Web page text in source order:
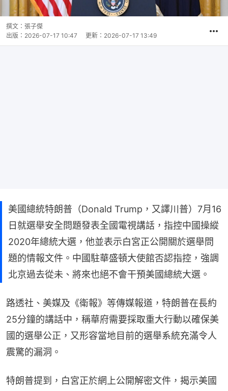
撰文： 張子傑
出版： 2026-07-17 10:47 更新： 2026-07-17 13:49
美國總統特朗普（Donald Trump，又譯川普）7月16
日就選舉安全問題發表全國電視講話，指控中國操縱
2020年總統大選，他並表示白宮正公開關於選舉問
題的情報文件。中國駐華盛頓大使館否認指控，強調
北京過去從未、將來也絕不會干預美國總統大選。
路透社、美媒及《衛報》等傳媒報道，特朗普在長約
25分鐘的講話中，稱華府需要採取重大行動以確保美
國的選舉公正，又形容當地目前的選舉系統充滿令人
震驚的漏洞。
特朗普提到，白宮正於網上公開解密文件，揭示美國